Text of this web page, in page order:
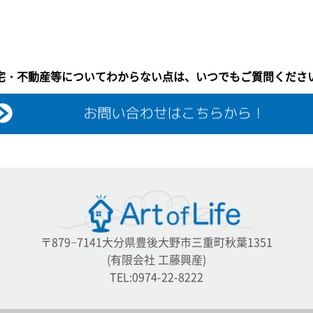
・不動産等についてわからない点は、いつでもご質問くださ
〒879−7141大分県豊後大野市三重町秋葉1351
(有限会社 工藤興産)
TEL:0974-22-8222